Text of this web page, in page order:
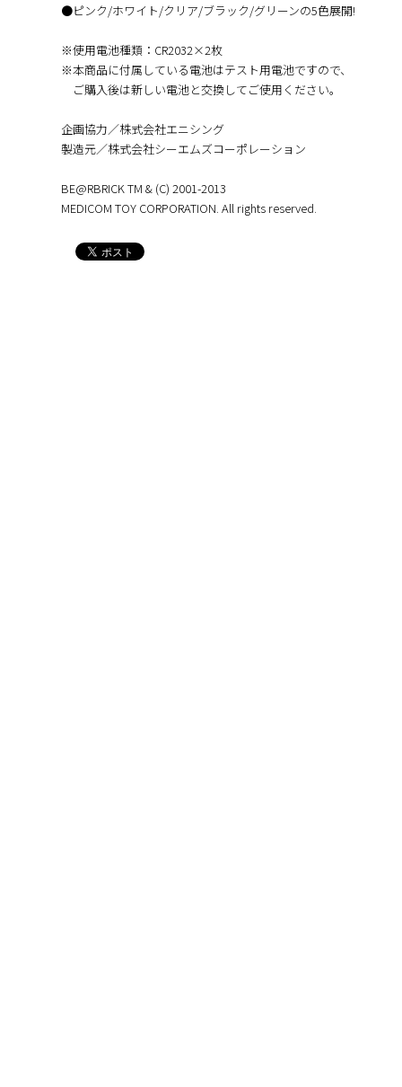
●ピンク/ホワイト/クリア/ブラック/グリーンの5色展開!
※使用電池種類：CR2032×2枚
※本商品に付属している電池はテスト用電池ですので、
ご購入後は新しい電池と交換してご使用ください。
企画協力／株式会社エニシング
製造元／株式会社シーエムズコーポレーション
BE@RBRICK TM & (C) 2001-2013
MEDICOM TOY CORPORATION. All rights reserved.